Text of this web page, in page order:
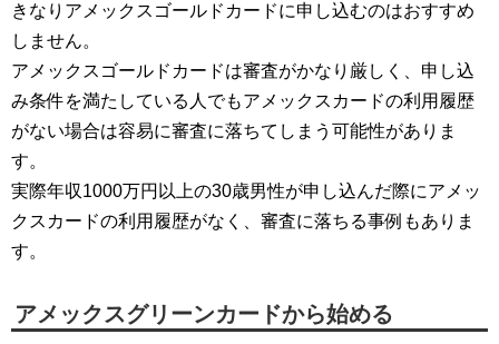
きなりアメックスゴールドカードに申し込むのはおすすめ
しません。
アメックスゴールドカードは審査がかなり厳しく、申し込
み条件を満たしている人でもアメックスカードの利用履歴
がない場合は容易に審査に落ちてしまう可能性がありま
す。
実際年収1000万円以上の30歳男性が申し込んだ際にアメッ
クスカードの利用履歴がなく、審査に落ちる事例もありま
す。
アメックスグリーンカードから始める